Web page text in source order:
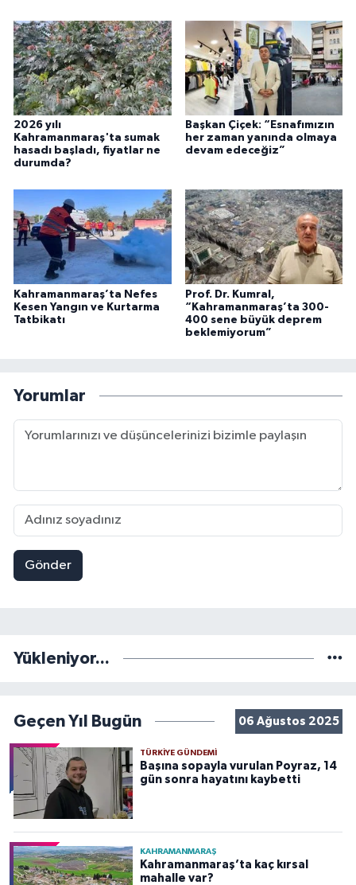
2026 yılı
Kahramanmaraş'ta sumak
hasadı başladı, fiyatlar ne
durumda?
Başkan Çiçek: “Esnafımızın
her zaman yanında olmaya
devam edeceğiz”
Kahramanmaraş’ta Nefes
Kesen Yangın ve Kurtarma
Tatbikatı
Prof. Dr. Kumral,
“Kahramanmaraş’ta 300-
400 sene büyük deprem
beklemiyorum”
Yorumlar
Gönder
Yükleniyor...
Geçen Yıl Bugün 06 Ağustos 2025
TÜRKIYE GÜNDEMI
Başına sopayla vurulan Poyraz, 14
gün sonra hayatını kaybetti
KAHRAMANMARAŞ
Kahramanmaraş’ta kaç kırsal
mahalle var?